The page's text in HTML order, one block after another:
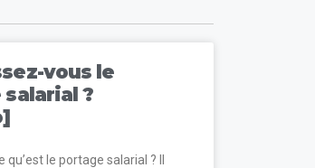
vous le
?
le portage salarial ? Il